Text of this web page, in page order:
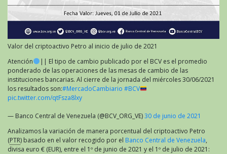
Valor del criptoactivo Petro al inicio de julio de 2021
Atención
|| El tipo de cambio publicado por el BCV es el promedio
ponderado de las operaciones de las mesas de cambio de las
instituciones bancarias. Al cierre de la jornada del miércoles 30/06/2021
los resultados son:#MercadoCambiario #BCV
pic.twitter.com/qtFsza8lxy
— Banco Central de Venezuela (@BCV_ORG_VE)30 de junio de 2021
Analizamos la variación de manera porcentual del criptoactivo Petro
(PTR) basado en el valor recogido por el Banco Central de Venezuela,
divisa euro € (EUR), entre el 1º de junio de 2021 y el 1º de julio de 2021: